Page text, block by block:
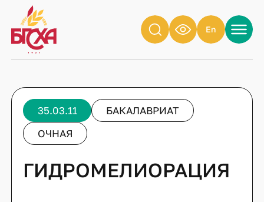
En
35.03.11
БАКАЛАВРИАТ
ОЧНАЯ
ГИДРОМЕЛИОРАЦИЯ